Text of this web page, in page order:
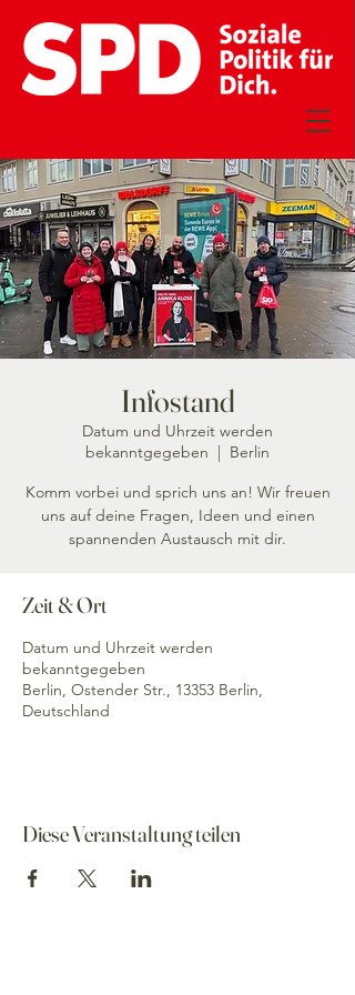
Infostand
Datum und Uhrzeit werden
bekanntgegeben
  |
Berlin
Komm vorbei und sprich uns an! Wir freuen
uns auf deine Fragen, Ideen und einen
spannenden Austausch mit dir.
Zeit & Ort
Datum und Uhrzeit werden
bekanntgegeben
Berlin, Ostender Str., 13353 Berlin,
Deutschland
Diese Veranstaltung teilen